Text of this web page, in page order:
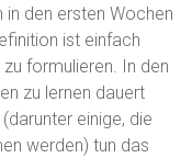
den ersten Wochen
ist einfach
formulieren. In den
zu lernen dauert
einige, die
werden) tun das